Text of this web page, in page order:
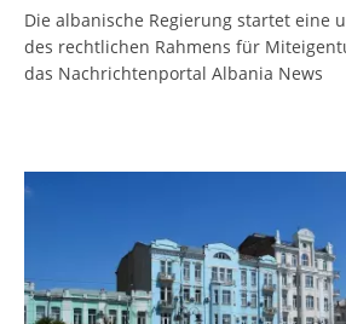
Die albanische Regierung startet eine
des rechtlichen Rahmens für
das Nachrichtenportal Albania News